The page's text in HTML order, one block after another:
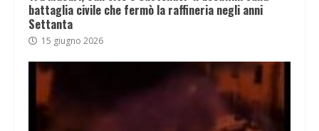
battaglia civile che fermò la raffineria negli anni
Settanta
15 giugno 2026